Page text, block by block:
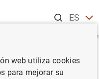
ESEN
de
web utiliza cookies
para mejorar su